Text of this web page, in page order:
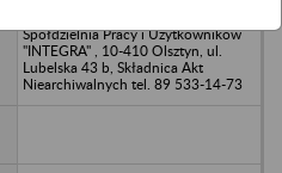
Spółdzielnia Pracy i Użytkowników
"INTEGRA" , 10-410 Olsztyn, ul.
Lubelska 43 b, Składnica Akt
Niearchiwalnych tel. 89 533-14-73